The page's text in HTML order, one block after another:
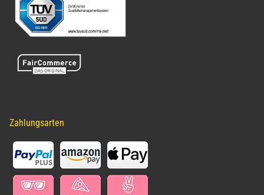
Zahlungsarten